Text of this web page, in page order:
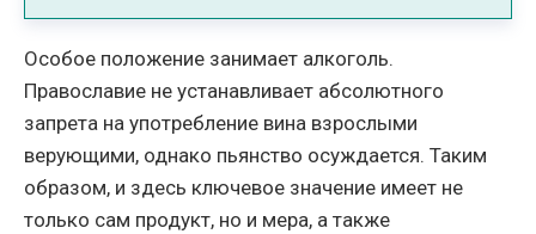
Особое положение занимает алкоголь.
Православие не устанавливает абсолютного
запрета на употребление вина взрослыми
верующими, однако пьянство осуждается. Таким
образом, и здесь ключевое значение имеет не
только сам продукт, но и мера, а также